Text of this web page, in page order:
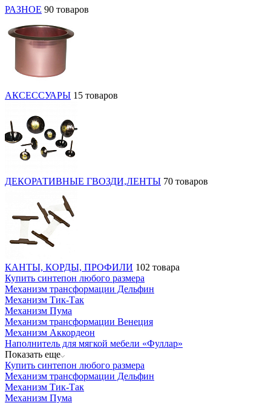
РАЗНОЕ 90 товаров
АКСЕССУАРЫ 15 товаров
ДЕКОРАТИВНЫЕ ГВОЗДИ,ЛЕНТЫ 70 товаров
КАНТЫ, КОРДЫ, ПРОФИЛИ 102 товара
Купить синтепон любого размера
Механизм трансформации Дельфин
Механизм Тик-Так
Механизм Пума
Механизм трансформации Венеция
Механизм Аккордеон
Наполнитель для мягкой мебели «Фуллар»
Показать еще
Купить синтепон любого размера
Механизм трансформации Дельфин
Механизм Тик-Так
Механизм Пума